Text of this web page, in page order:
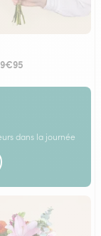
dans la journée